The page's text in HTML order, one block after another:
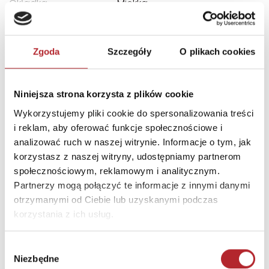
Zgoda Szczegóły O plikach cookies
Niniejsza strona korzysta z plików cookie
Wykorzystujemy pliki cookie do spersonalizowania treści
i reklam, aby oferować funkcje społecznościowe i
analizować ruch w naszej witrynie. Informacje o tym, jak
korzystasz z naszej witryny, udostępniamy partnerom
społecznościowym, reklamowym i analitycznym.
Partnerzy mogą połączyć te informacje z innymi danymi
otrzymanymi od Ciebie lub uzyskanymi podczas
korzystania z ich usług.
zgody
Niezbędne
Okładka
Miękka
Format
DANE OSOBY ODPOWIEDZIALNEJ
Nazwa
WYDAWNICTWO LITERACKIE
SP. Z O.O.
Ulica
ul. Długa 1
Kod pocztowy
31-147
Miasto
Kraków
E-mail
handel@wydawmnictwolit
erackie.pl